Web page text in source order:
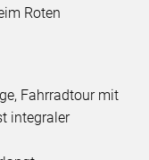
Roten
Fahrradtour mit
integraler